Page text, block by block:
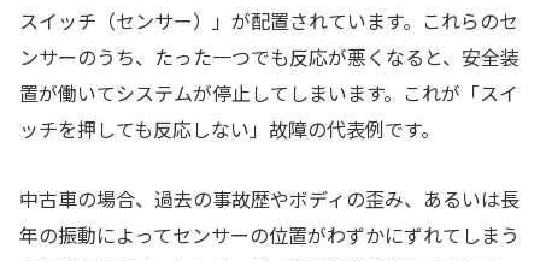
スイッチ（センサー）」が配置されています。これらのセ
ンサーのうち、たった一つでも反応が悪くなると、安全装
置が働いてシステムが停止してしまいます。これが「スイ
ッチを押しても反応しない」故障の代表例です。
中古車の場合、過去の事故歴やボディの歪み、あるいは長
年の振動によってセンサーの位置がわずかにずれてしまう